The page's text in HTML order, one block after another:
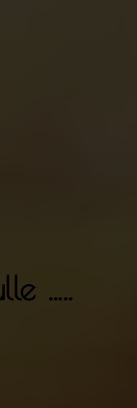
…..